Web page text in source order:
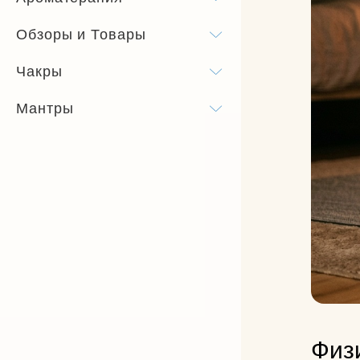
Бандхи
Обзоры и Товары
Чакры
Мантры